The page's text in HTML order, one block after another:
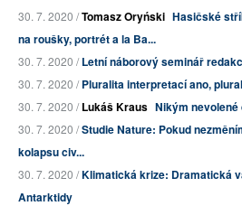
30. 7. 2020 /Tomasz Oryński Hasičské
na roušky, portrét a la Ba...
30. 7. 2020 /Letní náborový seminář
30. 7. 2020 /Pluralita interpretací ano,
30. 7. 2020 /Lukáš Kraus Nikým nevolené
30. 7. 2020 /Studie Nature: Pokud
kolapsu civ...
30. 7. 2020 /Klimatická krize: Dramatická
Antarktidy